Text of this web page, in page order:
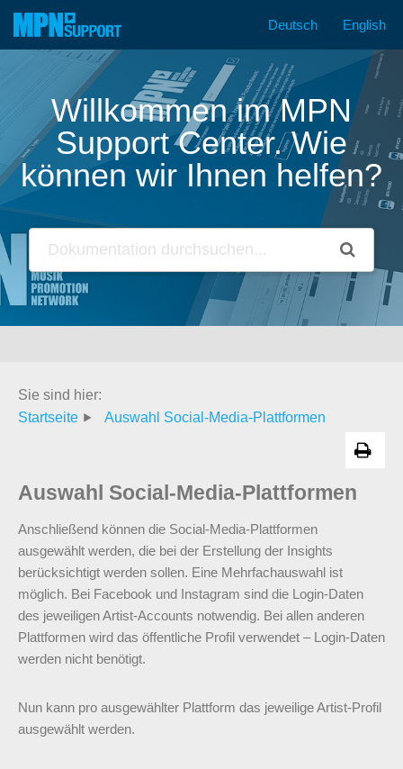
Zum
springen
Deutsch English
Willkommen im MPN
Support Center. Wie
können wir Ihnen helfen?
Sie sind hier:
Startseite
Auswahl Social-Media-Plattformen
Auswahl Social-Media-Plattformen
Anschließend können die Social-Media-Plattformen
ausgewählt werden, die bei der Erstellung der Insights
berücksichtigt werden sollen. Eine Mehrfachauswahl ist
möglich. Bei Facebook und Instagram sind die Login-Daten
des jeweiligen Artist-Accounts notwendig. Bei allen anderen
Plattformen wird das öffentliche Profil verwendet – Login-Daten
werden nicht benötigt.
Nun kann pro ausgewählter Plattform das jeweilige Artist-Profil
ausgewählt werden.